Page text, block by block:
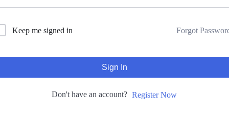
Keep me signed in Forgot
Sign In
Don't have an account? Register Now